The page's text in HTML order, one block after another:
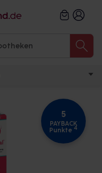
5
PAYBACK
Punkte 4